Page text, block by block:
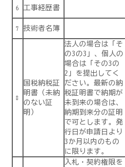
6 工事経歴書
7 技術者名簿
8
国税納税証
明書（未納
のない証
明）
法人の場合は「そ
の3の3」、個人の
場合は「その3の
2」を提出してく
ださい。最新の納
税証明書で納期が
未到来の場合は、
納期到来分の証明
で可とします。発
行日が申請日より
3か月以内のもの
に限ります。
入札・契約権限を